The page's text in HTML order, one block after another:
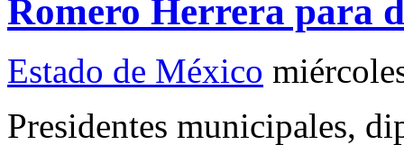
Romero Herrera para
Estado de México
Presidentes municipales,